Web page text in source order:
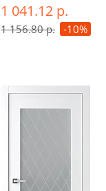
1 041.12 р.
1 156.80 р. -10%